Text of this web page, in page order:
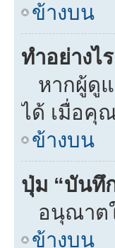
ข้างบน
ทำอย่างไ
หากผู้ดูแ
ได้ เมื่อคุ
ข้างบน
ปุ่ม “บันทึ
อนุณาตใ
ข้างบน